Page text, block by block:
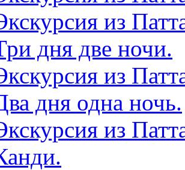
из
дня две ночи.
из
дня одна ночь.
из